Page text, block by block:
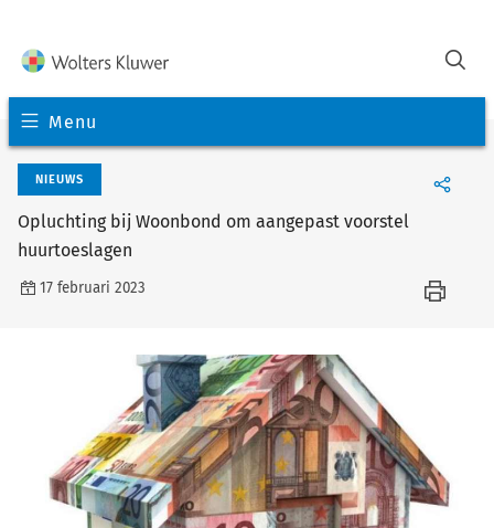
Menu
NIEUWS
Opluchting bij Woonbond om aangepast voorstel
huurtoeslagen
17 februari 2023